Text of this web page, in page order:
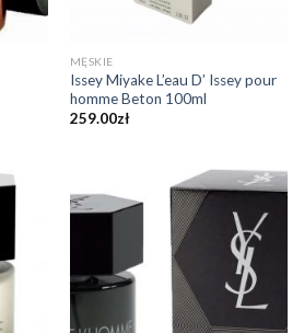
MĘSKIE
Issey Miyake L’eau D’ Issey pour
homme Beton 100ml
259.00zł